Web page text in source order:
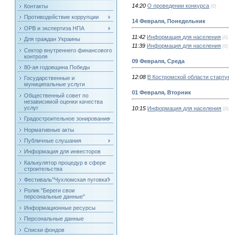
Контакты
Противодействие коррупции
ОРВ и экспертиза НПА
Для граждан Украины
Сектор внутреннего финансового
контроля
80-ая годовщина Победы
Государственные и
муниципальные услуги
Общественный совет по
независимой оценки качества
услуг
Градостроительное зонирование
Нормативные акты
Публичные слушания
Информация для инвесторов
Калькулятор процедур в сфере
строительства
Фестиваль"Чухломская пуговка"
Ролик "Береги свои
персональные данные"
Информационные ресурсы
Персональные данные
Списки фондов
14:20 О проведении конкурса (0)
14 Февраля, Понедельник
11:42 Информация для населения (0)
11:39 Информация для населения (0)
09 Февраля, Среда
12:08 В Костромской области
01 Февраля, Вторник
10:15 Информация для населения (0)